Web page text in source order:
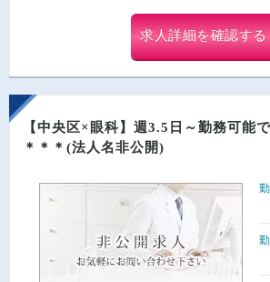
求人詳細を確認する
【中央区×眼科】週3.5日～勤務可能
＊＊＊(法人名非公開)